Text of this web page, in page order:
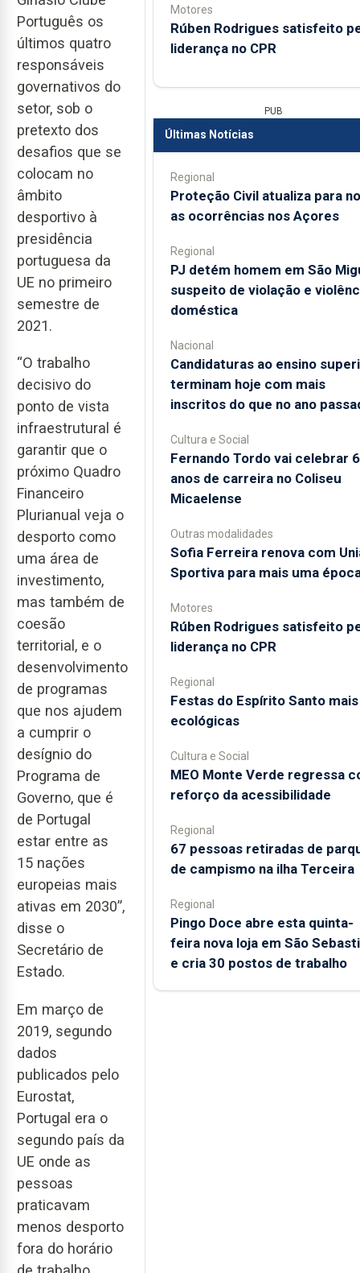
Português os
últimos quatro
responsáveis
governativos do
setor, sob o
pretexto dos
desafios que se
colocam no
âmbito
desportivo à
presidência
portuguesa da
UE no primeiro
semestre de
2021.
“O trabalho
decisivo do
ponto de vista
infraestrutural é
garantir que o
próximo Quadro
Financeiro
Plurianual veja o
desporto como
uma área de
investimento,
mas também de
coesão
territorial, e o
desenvolvimento
de programas
que nos ajudem
a cumprir o
desígnio do
Programa de
Governo, que é
de Portugal
estar entre as
15 nações
europeias mais
ativas em 2030”,
disse o
Secretário de
Estado.
Em março de
2019, segundo
dados
publicados pelo
Eurostat,
Portugal era o
segundo país da
UE onde as
pessoas
praticavam
menos desporto
fora do horário
Motores
Rúben Rodrigues satisfeito
liderança no CPR
PUB
Últimas Notícias
Regional
Proteção Civil atualiza para
as ocorrências nos Açores
Regional
PJ detém homem em São
suspeito de violação e
doméstica
Nacional
Candidaturas ao ensino
terminam hoje com mais
inscritos do que no ano
Cultura e Social
Fernando Tordo vai celebrar
anos de carreira no Coliseu
Micaelense
Outras modalidades
Sofia Ferreira renova com
Sportiva para mais uma
Motores
Rúben Rodrigues satisfeito
liderança no CPR
Regional
Festas do Espírito Santo mais
ecológicas
Cultura e Social
MEO Monte Verde regressa
reforço da acessibilidade
Regional
67 pessoas retiradas de
de campismo na ilha Terceira
Regional
Pingo Doce abre esta quinta-
feira nova loja em São
e cria 30 postos de trabalho